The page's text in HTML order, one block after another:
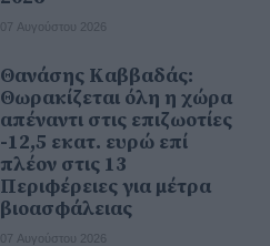
07 Αυγούστου 2026
Θανάσης Καββαδάς:
Θωρακίζεται όλη η χώρα
απέναντι στις επιζωοτίες
-12,5 εκατ. ευρώ επί
πλέον στις 13
Περιφέρειες για μέτρα
βιοασφάλειας
07 Αυγούστου 2026